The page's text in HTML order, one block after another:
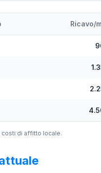
Ricavo/
costi di affitto locale.